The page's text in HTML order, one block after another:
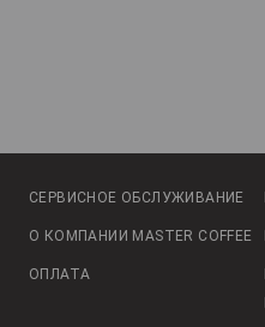
СЕРВИСНОЕ ОБСЛУЖИВАНИЕ
О КОМПАНИИ MASTER COFFEE
ОПЛАТА